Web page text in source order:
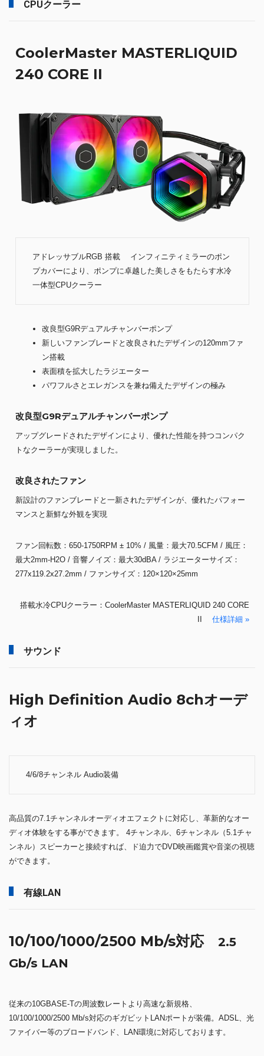
CPUクーラー
CoolerMaster MASTERLIQUID
240 CORE II
アドレッサブルRGB 搭載 インフィニティミラーのポン
プカバーにより、ポンプに卓越した美しさをもたらす水冷
一体型CPUクーラー
改良型G9Rデュアルチャンバーポンプ
新しいファンブレードと改良されたデザインの120mmファ
ン搭載
表面積を拡大したラジエーター
パワフルさとエレガンスを兼ね備えたデザインの極み
改良型G9Rデュアルチャンバーポンプ
アップグレードされたデザインにより、優れた性能を持つコンパク
トなクーラーが実現しました。
改良されたファン
新設計のファンブレードと一新されたデザインが、優れたパフォー
マンスと新鮮な外観を実現
ファン回転数：650-1750RPM ± 10% / 風量：最大70.5CFM / 風圧：
最大2mm-H2O / 音響ノイズ：最大30dBA / ラジエーターサイズ：
277x119.2x27.2mm / ファンサイズ：120×120×25mm
搭載水冷CPUクーラー：CoolerMaster MASTERLIQUID 240 CORE
仕様詳細 »
サウンド
High Definition Audio 8chオーデ
ィオ
4/6/8チャンネル Audio装備
高品質の7.1チャンネルオーディオエフェクトに対応し、革新的なオー
ディオ体験をする事ができます。 4チャンネル、6チャンネル（5.1チャ
ンネル）スピーカーと接続すれば、ド迫力でDVD映画鑑賞や音楽の視聴
ができます。
有線LAN
10/100/1000/2500 Mb/s対応 2.5
Gb/s LAN
従来の10GBASE-Tの周波数レートより高速な新規格、
10/100/1000/2500 Mb/s対応のギガビットLANポートが装備。ADSL、光
ファイバー等のブロードバンド、LAN環境に対応しております。